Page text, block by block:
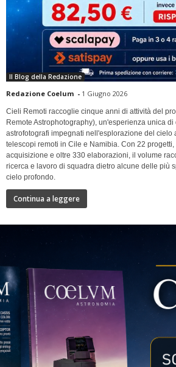
Il Blog della Redazione
Redazione Coelum - 1 Giugno 2026
Cieli Remoti raccoglie cinque anni di attività del
Remote Astrophotography), un'esperienza unica
astrofotografi impegnati nell'esplorazione del cielo
telescopi remoti in Cile e Namibia. Con 22
acquisizione e oltre 330 elaborazioni, il volume
ricerca e lavoro di squadra dietro alcune delle più
cielo profondo.
Continua a leggere